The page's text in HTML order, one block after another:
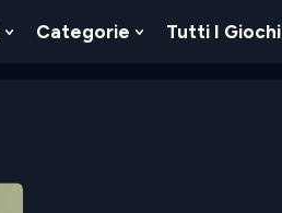
Show
Categorie
Show
Tutti I Giochi